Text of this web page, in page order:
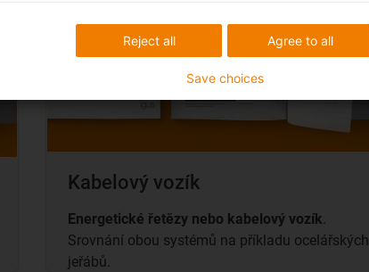
Kabelový vozík
Energetické řetězy nebo kabelový vozík.
Srovnání obou systémů na příkladu ocelářských
jeřábů.
Agree to all
Reject all
Save choices